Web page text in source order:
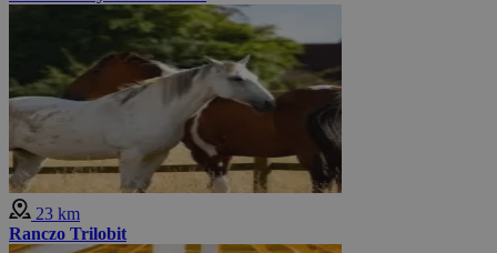
23 km
Ranczo Trilobit